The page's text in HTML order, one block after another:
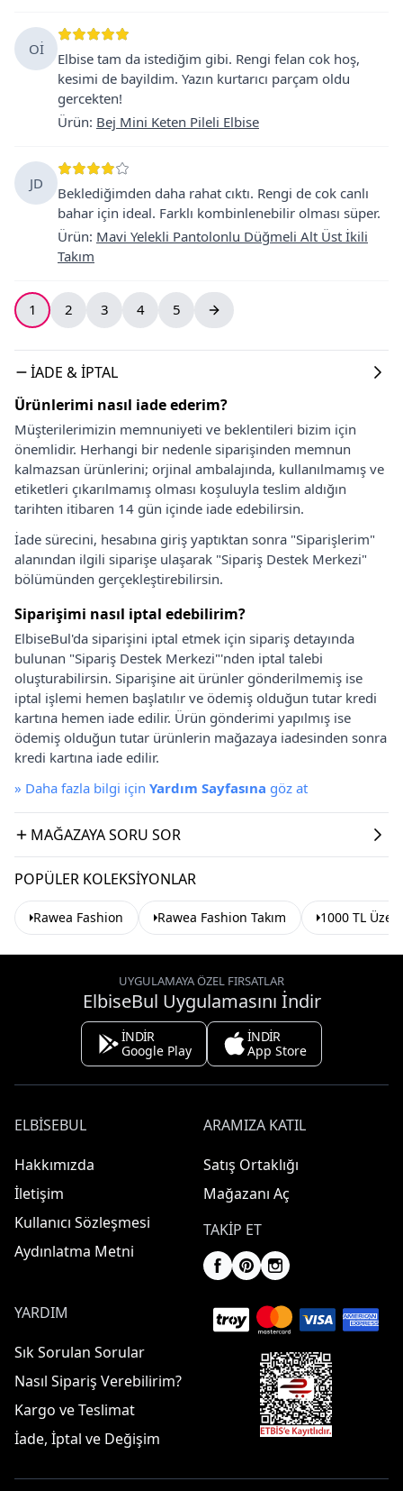
Oİ
Elbise tam da istediğim gibi. Rengi felan cok hoş,
kesimi de bayildim. Yazın kurtarıcı parçam oldu
gercekten!
Ürün: Bej Mini Keten Pileli Elbise
JD
Beklediğimden daha rahat cıktı. Rengi de cok canlı
bahar için ideal. Farklı kombinlenebilir olması süper.
Ürün: Mavi Yelekli Pantolonlu Düğmeli Alt Üst İkili
Takım
1 2 3 4 5
İADE & İPTAL
Ürünlerimi nasıl iade ederim?
Müşterilerimizin memnuniyeti ve beklentileri bizim için
önemlidir. Herhangi bir nedenle siparişinden memnun
kalmazsan ürünlerini; orjinal ambalajında, kullanılmamış ve
etiketleri çıkarılmamış olması koşuluyla teslim aldığın
tarihten itibaren 14 gün içinde iade edebilirsin.
İade sürecini, hesabına giriş yaptıktan sonra "Siparişlerim"
alanından ilgili siparişe ulaşarak "Sipariş Destek Merkezi"
bölümünden gerçekleştirebilirsin.
Siparişimi nasıl iptal edebilirim?
ElbiseBul'da siparişini iptal etmek için sipariş detayında
bulunan "Sipariş Destek Merkezi"'nden iptal talebi
oluşturabilirsin. Siparişine ait ürünler gönderilmemiş ise
iptal işlemi hemen başlatılır ve ödemiş olduğun tutar kredi
kartına hemen iade edilir. Ürün gönderimi yapılmış ise
ödemiş olduğun tutar ürünlerin mağazaya iadesinden sonra
kredi kartına iade edilir.
» Daha fazla bilgi için Yardım Sayfasına göz at
MAĞAZAYA SORU SOR
POPÜLER KOLEKSIYONLAR
Rawea Fashion Rawea Fashion Takım 1000 TL
UYGULAMAYA ÖZEL FIRSATLAR
ElbiseBul Uygulamasını İndir
İNDİR
Google Play
İNDİR
App Store
ELBISEBUL
Hakkımızda
İletişim
Kullanıcı Sözleşmesi
Aydınlatma Metni
ARAMIZA KATIL
Satış Ortaklığı
Mağazanı Aç
TAKIP ET
YARDIM
Sık Sorulan Sorular
Nasıl Sipariş Verebilirim?
Kargo ve Teslimat
İade, İptal ve Değişim